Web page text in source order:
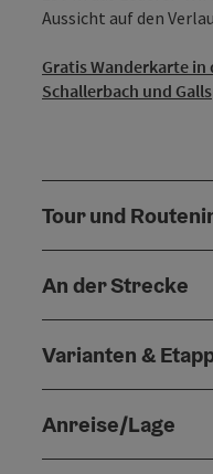
Aussicht auf den
Gratis Wanderkarte
Schallerbach und
Tour und
An der Strecke
Varianten &
Anreise/Lage